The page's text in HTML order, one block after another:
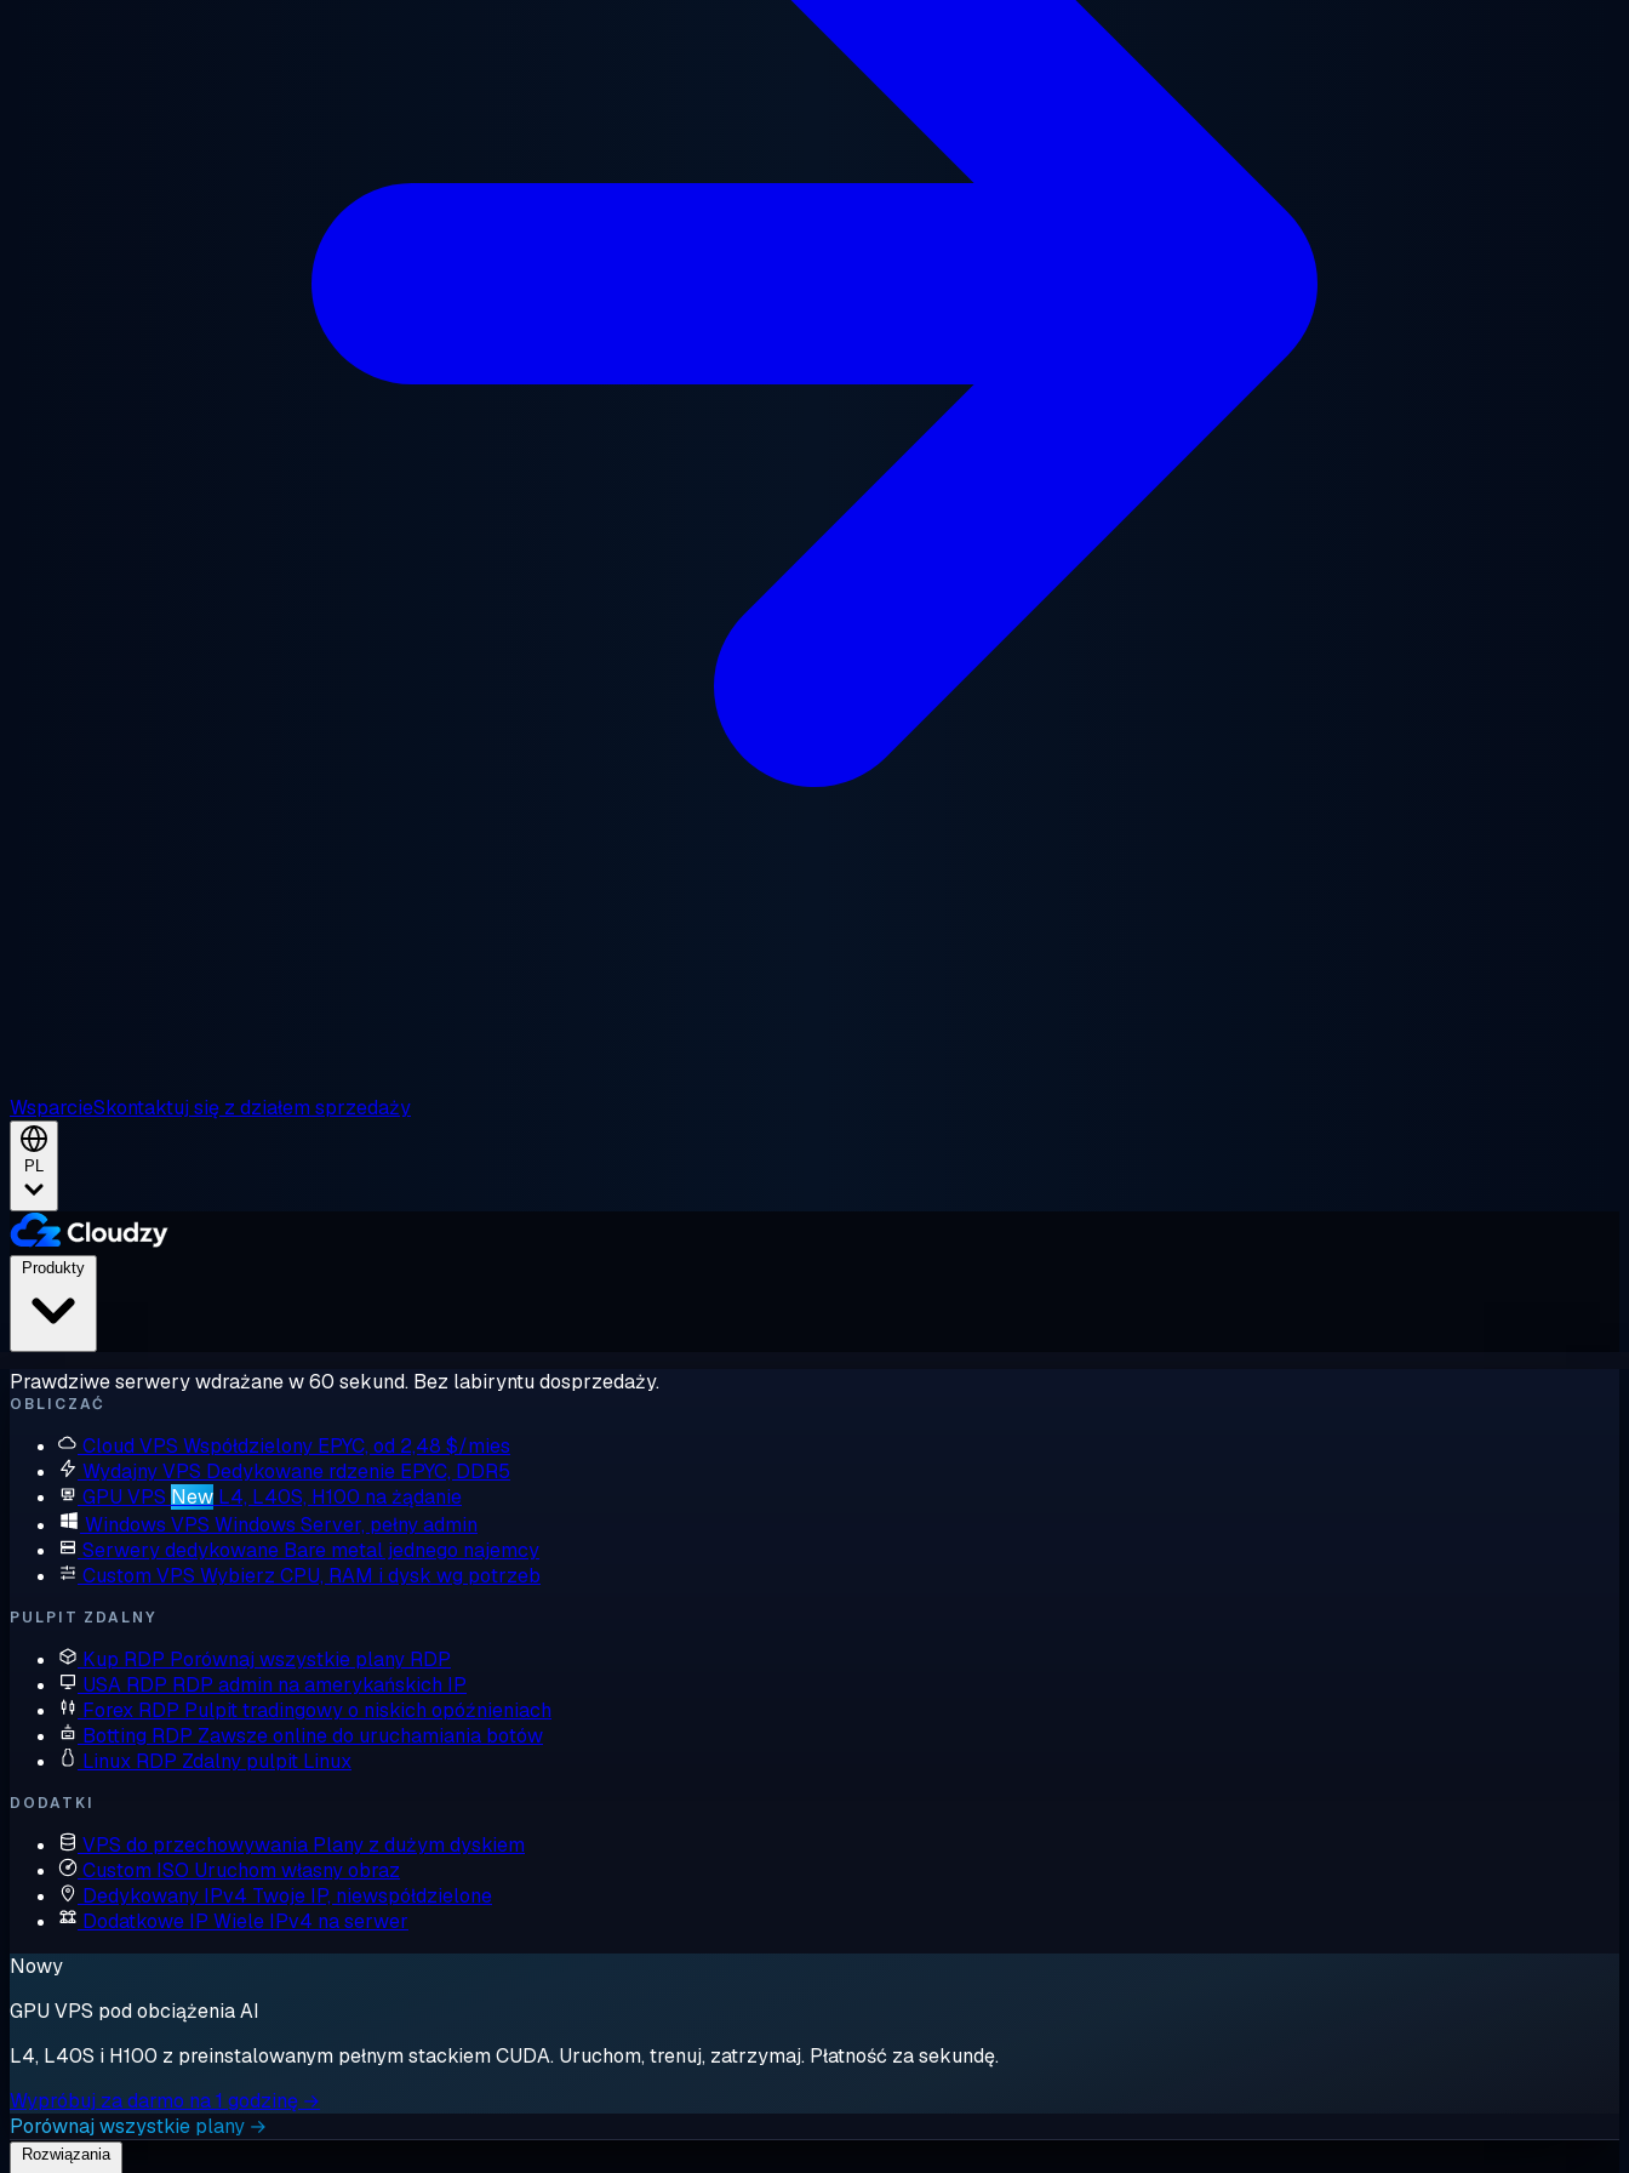
WsparcieSkontaktuj się z działem sprzedaży
PL
Prawdziwe serwery wdrażane w 60 sekund. Bez labiryntu dosprzedaży.
OBLICZAĆ
Cloud VPS Współdzielony EPYC, od 2,48 $/mies
Wydajny VPS Dedykowane rdzenie EPYC, DDR5
GPU VPS New L4, L40S, H100 na żądanie
Windows VPS Windows Server, pełny admin
Serwery dedykowane Bare metal jednego najemcy
Custom VPS Wybierz CPU, RAM i dysk wg potrzeb
PULPIT ZDALNY
Kup RDP Porównaj wszystkie plany RDP
USA RDP RDP admin na amerykańskich IP
Forex RDP Pulpit tradingowy o niskich opóźnieniach
Botting RDP Zawsze online do uruchamiania botów
Linux RDP Zdalny pulpit Linux
DODATKI
VPS do przechowywania Plany z dużym dyskiem
Custom ISO Uruchom własny obraz
Dedykowany IPv4 Twoje IP, niewspółdzielone
Dodatkowe IP Wiele IPv4 na serwer
Nowy
GPU VPS pod obciążenia AI
L4, L40S i H100 z preinstalowanym pełnym stackiem CUDA. Uruchom, trenuj, zatrzymaj. Płatność za sekundę.
Wypróbuj za darmo na 1 godzinę →
Porównaj wszystkie plany →
Rozwiązania